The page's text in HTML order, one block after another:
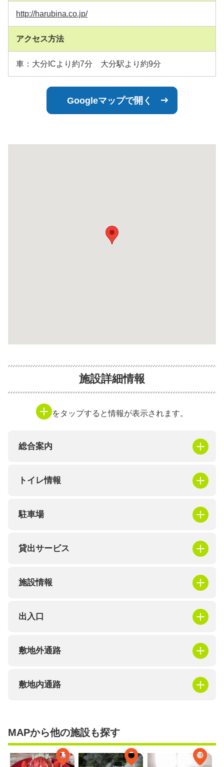
http://harubina.co.jp/
アクセス方法
車：大分ICより約7分 大分駅より約9分
Googleマップで開く
施設詳細情報
をタップすると情報が表示されます。
総合案内
トイレ情報
駐車場
貸出サービス
施設情報
出入口
敷地外通路
敷地内通路
MAPから他の施設も探す